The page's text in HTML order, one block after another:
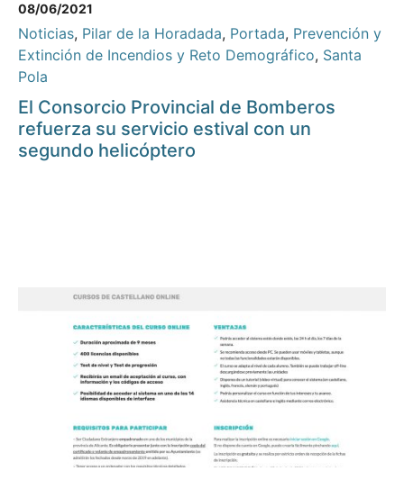
08/06/2021
Noticias, Pilar de la Horadada, Portada, Prevención y
Extinción de Incendios y Reto Demográfico, Santa
Pola
El Consorcio Provincial de Bomberos
refuerza su servicio estival con un
segundo helicóptero